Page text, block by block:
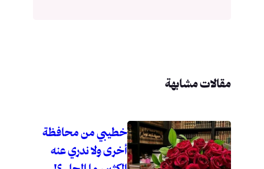
مقالات مشابهة
خطيبي من محافظة
أخرى ولا ندري عنه